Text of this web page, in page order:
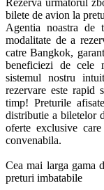
bilete de avion la
Agentia noastra de
modalitate de a
catre Bangkok,
beneficiezi de cele
sistemul nostru
rezervare este rapid
timp! Preturile
distributie a biletelor
oferte exclusive
convenabila.
Cea mai larga gama
preturi imbatabile